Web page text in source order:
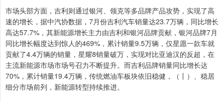
市场头部方面，吉利则通过银河、领克等多品牌产品攻势，实现了高
速的增长，据中汽协数据，7月份吉利汽车销量达23.7万辆，同比增长
高达57.7%，其新能源增长主力由吉利和银河品牌贡献，银河品牌7月
同比增长幅度达到惊人的469%，累计销量9.5万辆，仅星愿一款车就
贡献了4.4万辆的销量，星耀8销量破万，实现对比亚迪汉的反超，在
主流新能源市场市场号召力不断提升。而吉利品牌销量同比增长达
70%，累计销量19.4万辆，传统燃油车板块依旧稳健，（丨）、稳居
细分市场前列，新能源转型持续推进。